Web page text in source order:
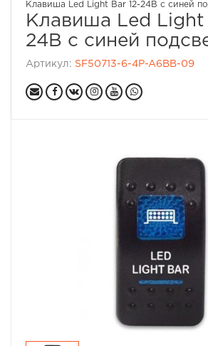
Клавиша Led Light Bar 12-24В с синей
Клавиша Led Light
24В с синей
Артикул: SF50713-6-4P-A6BB-09